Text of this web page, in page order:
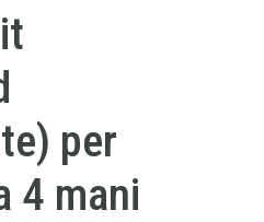
per
4 mani